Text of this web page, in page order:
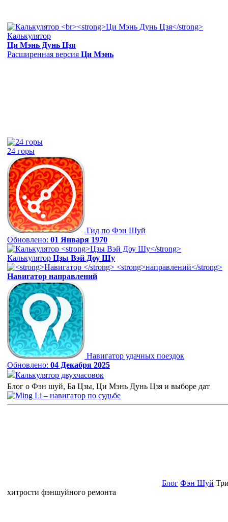
Калькулятор
Ци Мэнь Дунь Цзя
Расширенная версия Ци Мэнь
24 горы
Гид по Фэн Шуй
Обновлено: 01 Января 1970
Калькулятор Цзы Вэй Доу Шу
Навигатор направлений
Навигатор удачных поездок
Обновлено: 04 Декабря 2025
Калькулятор двухчасовок
Блог о Фэн шуй, Ба Цзы, Ци Мэнь Дунь Цзя и выборе дат
Блог Фэн Шуй
хитрости фэншуйного ремонта